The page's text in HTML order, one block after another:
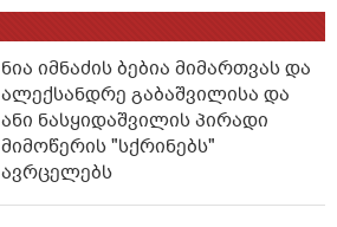
ნია იმნაძის ბებია მიმართვას და
ალექსანდრე გაბაშვილისა და
ანი ნასყიდაშვილის პირადი
მიმოწერის "სქრინებს"
ავრცელებს